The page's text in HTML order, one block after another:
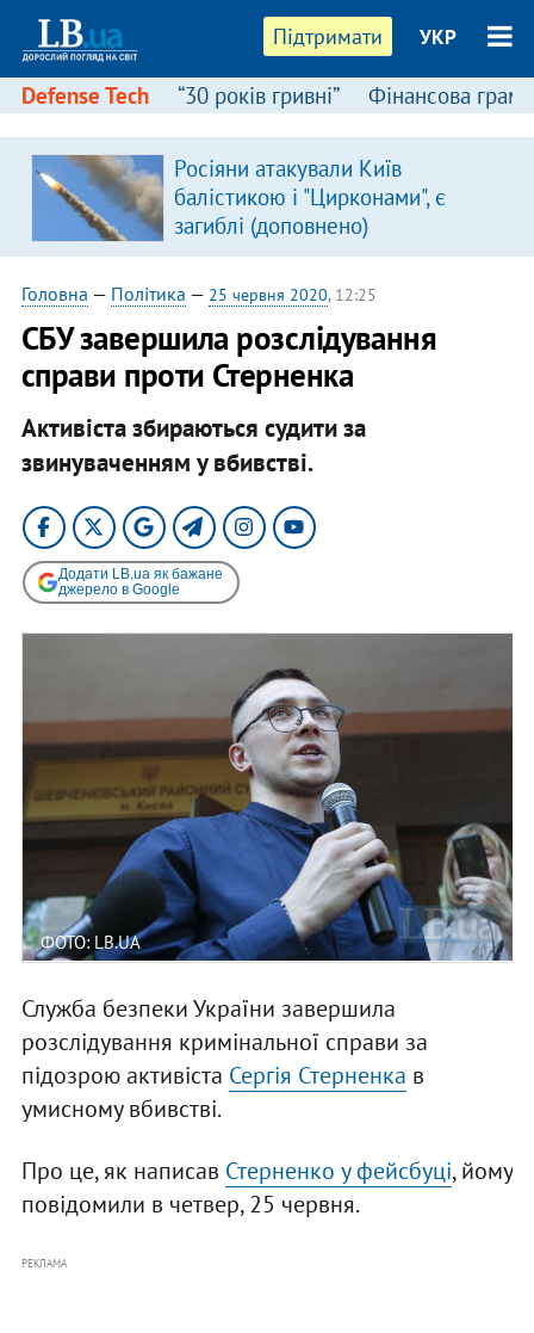
Підтримати УКР
Defense Tech “30 років гривні” Фінансова
Росіяни атакували Київ
балістикою і "Цирконами", є
загиблі (доповнено)
Головна — Політика — 25 червня 2020, 12:25
СБУ завершила розслідування
справи проти Стерненка
Активіста збираються судити за
звинуваченням у вбивстві.
Додати LB.ua як бажане
джерело в Google
ФОТО: LB.UA
Служба безпеки України завершила
розслідування кримінальної справи за
підозрою активіста Сергія Стерненка в
умисному вбивстві.
Про це, як написав Стерненко у фейсбуці, йому
повідомили в четвер, 25 червня.
РЕКЛАМА